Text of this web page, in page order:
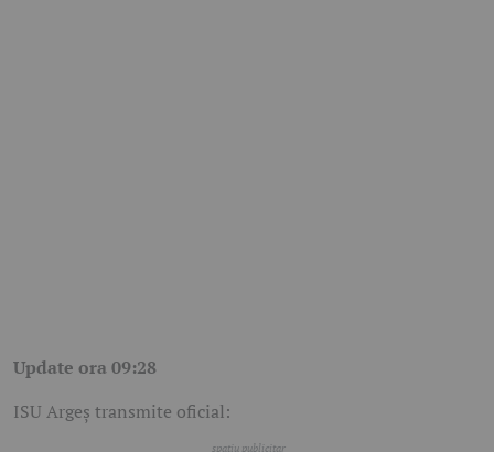
Update ora 09:28
ISU Argeș transmite oficial: